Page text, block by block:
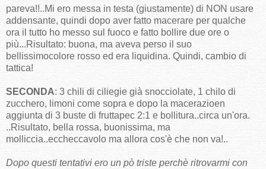
pareva!!..Mi ero messa in testa (giustamente) di NON usare
addensante, quindi dopo aver fatto macerare per qualche
ora il tutto ho messo sul fuoco e fatto bollire due ore o
più...Risultato: buona, ma aveva perso il suo
bellissimocolore rosso ed era liquidina. Quindi, cambio di
tattica!
SECONDA: 3 chili di ciliegie già snocciolate, 1 chilo di
zucchero, limoni come sopra e dopo la macerazioen
aggiunta di 3 buste di fruttapec 2:1 e bollitura..circa un'ora.
..Risultato, bella rossa, buonissima, ma
molliccia..eccheccavolo ma allora cos'è che non va!..
Dopo questi tentativi ero un pò triste perchè ritrovarmi con